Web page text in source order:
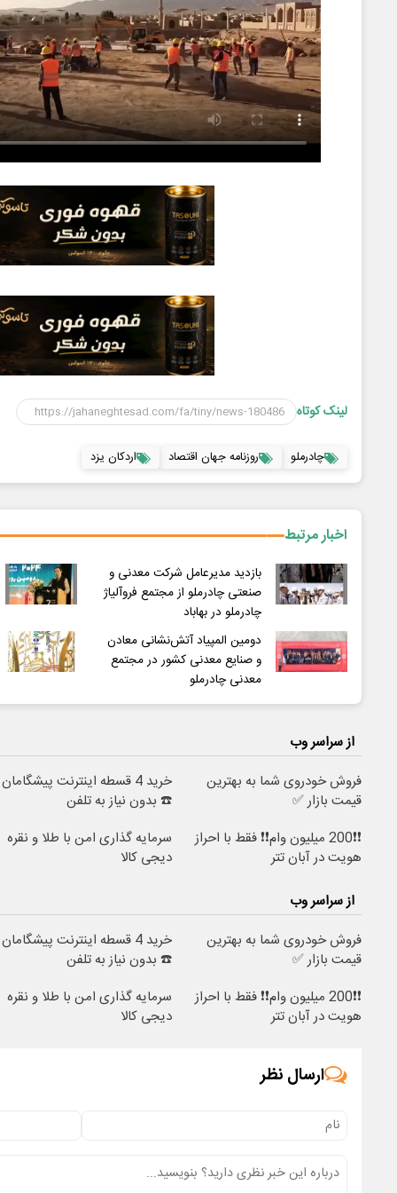
لینک کوتاه
چادرملو روزنامه جهان اقتصاد اردکان یزد
اخبار مرتبط
بازدید مدیرعامل شرکت معدنی و
صنعتی چادرملو از مجتمع فروآلیاژ
چادرملو در بهاباد
دومین المپیاد آتش‌نشانی معادن
و صنایع معدنی کشور در مجتمع
معدنی چادرملو
از سراسر وب
فروش خودروی شما به بهترین
قیمت بازار ✅
خرید 4 قسطه اینترنت پیشگامان
☎️ بدون نیاز به تلفن
❗❗200 میلیون وام❗❗ فقط با احراز
هویت در آبان تتر
سرمایه گذاری امن با طلا و نقره
دیجی کالا
از سراسر وب
فروش خودروی شما به بهترین
قیمت بازار ✅
خرید 4 قسطه اینترنت پیشگامان
☎️ بدون نیاز به تلفن
❗❗200 میلیون وام❗❗ فقط با احراز
هویت در آبان تتر
سرمایه گذاری امن با طلا و نقره
دیجی کالا
ارسال نظر